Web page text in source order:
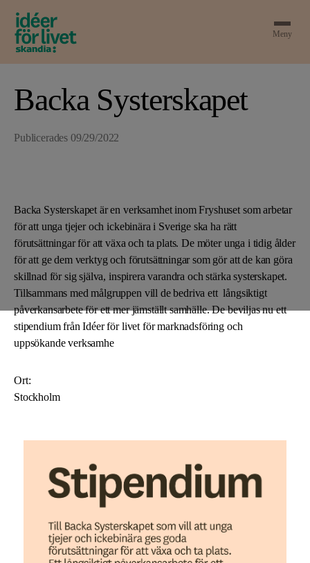
Meny
Backa Systerskapet
Publicerades 09/29/2022
Backa Systerskapet är en verksamhet inom Fryshuset som arbetar
för att unga tjejer och ickebinära i Sverige ska ha rätt
förutsättningar för att växa och ta plats. De möter unga i tidig ålder
för att ge dem verktyg och förutsättningar som gör att de kan göra
skillnad för sig själva, inspirera varandra och stärka systerskapet.
Tillsammans med målgruppen vill de bedriva ett långsiktigt
påverkansarbete för ett mer jämställt samhälle. De beviljas nu ett
stipendium från Idéer för livet för marknadsföring och
uppsökande verksamhe
Ort:
Stockholm